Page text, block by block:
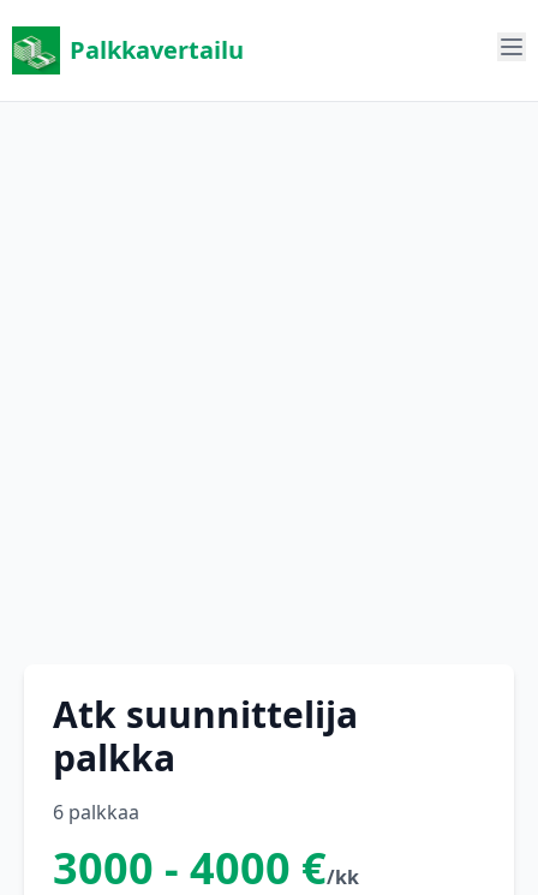
Palkkavertailu
Atk suunnittelija
palkka
6 palkkaa
3000 - 4000 €/kk